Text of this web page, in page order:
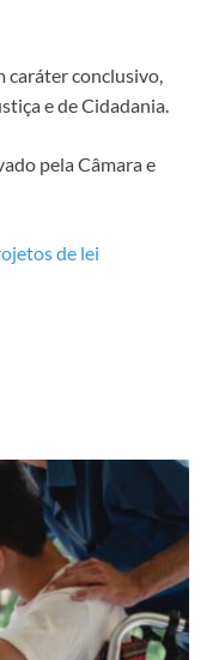
caráter conclusivo,
e de Cidadania.
pela Câmara e
de lei